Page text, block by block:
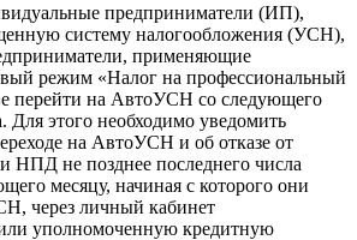
предприниматели (ИП),
систему налогообложения (УСН),
применяющие
режим «Налог на профессиональный
перейти на АвтоУСН со следующего
Для этого необходимо уведомить
на АвтоУСН и об отказе от
не позднее последнего числа
месяцу, начиная с которого они
через личный кабинет
уполномоченную кредитную